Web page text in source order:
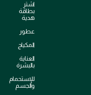
اشترِ
بطاقة
هدية
عطور
المكياج
العناية
بالبشرة
للإستحمام
والجسم